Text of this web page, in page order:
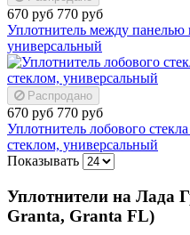
670 руб 770 руб
Уплотнитель между панелью
универсальный
Распродано
670 руб 770 руб
Уплотнитель лобового
стеклом, универсальный
Показывать
Уплотнители на Лада
Granta, Granta FL)